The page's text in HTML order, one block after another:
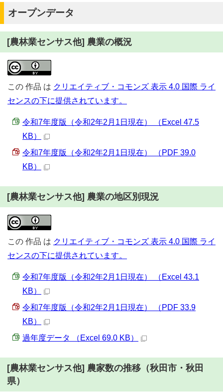
オープンデータ
[農林業センサス他] 農業の概況
この 作品 は クリエイティブ・コモンズ 表示 4.0 国際 ライ
センスの下に提供されています。
令和7年度版（令和2年2月1日現在） （Excel 47.5
KB）
令和7年度版（令和2年2月1日現在） （PDF 39.0
KB）
[農林業センサス他] 農業の地区別現況
この 作品 は クリエイティブ・コモンズ 表示 4.0 国際 ライ
センスの下に提供されています。
令和7年度版（令和2年2月1日現在） （Excel 43.1
KB）
令和7年度版（令和2年2月1日現在） （PDF 33.9
KB）
過年度データ （Excel 69.0 KB）
[農林業センサス他] 農家数の推移（秋田市・秋田
県）